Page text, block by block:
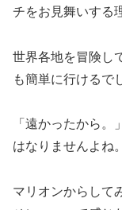
チをお見舞いする
世界各地を冒険し
も簡単に行けるで
「遠かったから
はなりませんよね。
マリオンからして